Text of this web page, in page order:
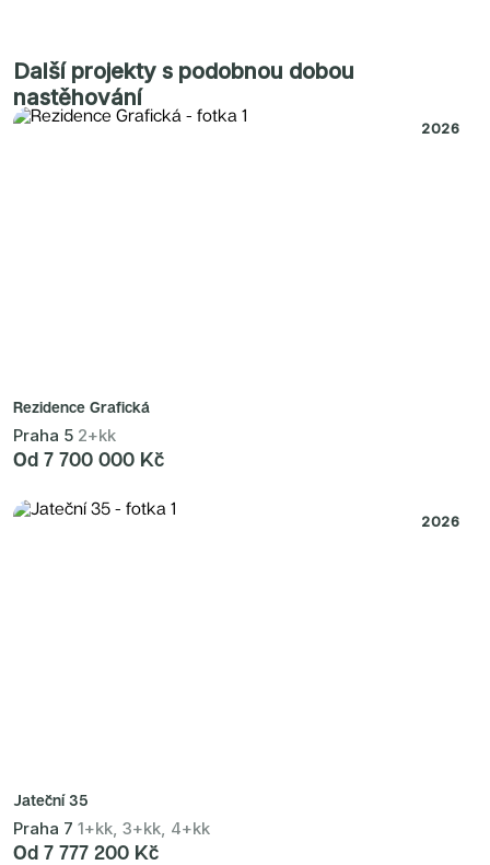
Další projekty s podobnou dobou
nastěhování
2026
Rezidence Grafická
Praha 5 2+kk
Od 7 700 000 Kč
2026
Jateční 35
Praha 7 1+kk, 3+kk, 4+kk
Od 7 777 200 Kč